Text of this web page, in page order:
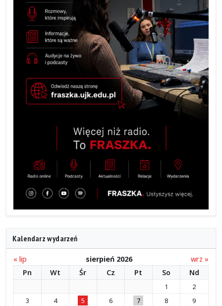
Kalendarz wydarzeń
« lip sierpień 2026
wrz »
Pn
Wt Śr Cz Pt So Nd
1
2
3
4 5 6 7 8
9